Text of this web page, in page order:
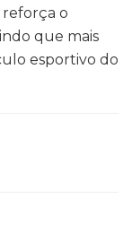
reforça o
que mais
esportivo do